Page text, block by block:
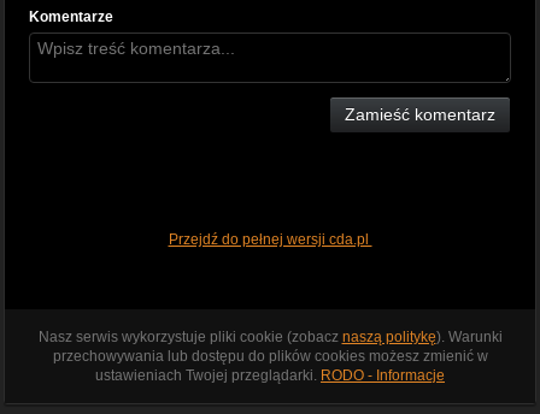
Komentarze
Zamieść komentarz
Przejdź do pełnej wersji cda.pl
Nasz serwis wykorzystuje pliki cookie (zobacz naszą politykę). Warunki
przechowywania lub dostępu do plików cookies możesz zmienić w
ustawieniach Twojej przeglądarki. RODO - Informacje